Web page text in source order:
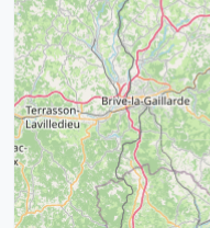
6
9
8
8
17
17